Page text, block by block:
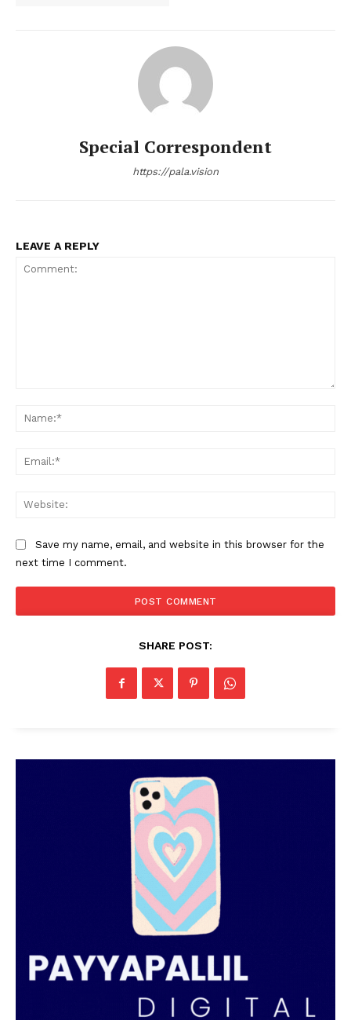
PALA VISION
Special Correspondent
https://pala.vision
LEAVE A REPLY
Save my name, email, and website in this browser for the
next time I comment.
SHARE POST: